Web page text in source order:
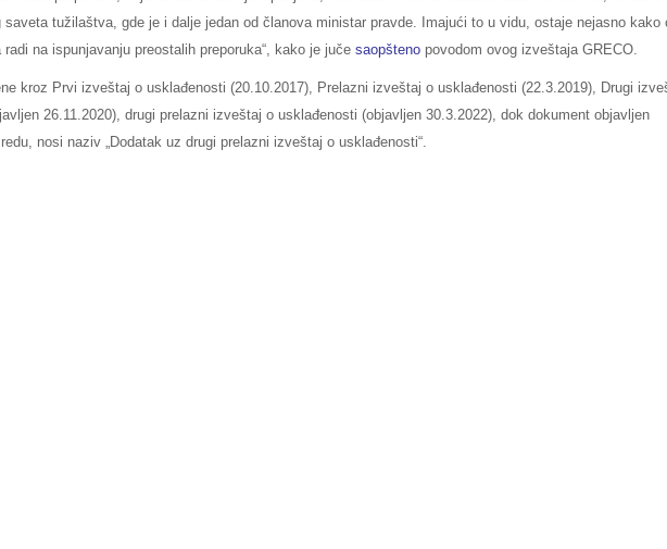
saveta tužilaštva, gde je i dalje jedan od članova ministar pravde. Imajući to u vidu, ostaje nejasno kako
radi na ispunjavanju preostalih preporuka“, kako je juče saopšteno povodom ovog izveštaja GRECO.
kroz Prvi izveštaj o usklađenosti (20.10.2017), Prelazni izveštaj o usklađenosti (22.3.2019), Drugi
26.11.2020), drugi prelazni izveštaj o usklađenosti (objavljen 30.3.2022), dok dokument objavljen
nosi naziv „Dodatak uz drugi prelazni izveštaj o usklađenosti“.